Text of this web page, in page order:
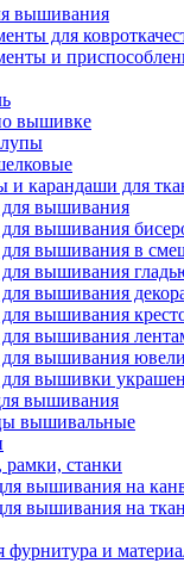
вышивания
для
и
вышивке
и карандаши для
вышивания
вышивания
вышивания в
вышивания
вышивания
вышивания
вышивания
вышивания
вышивки
вышивания
вышивальные
станки
вышивания на
вышивания на
фурнитура и